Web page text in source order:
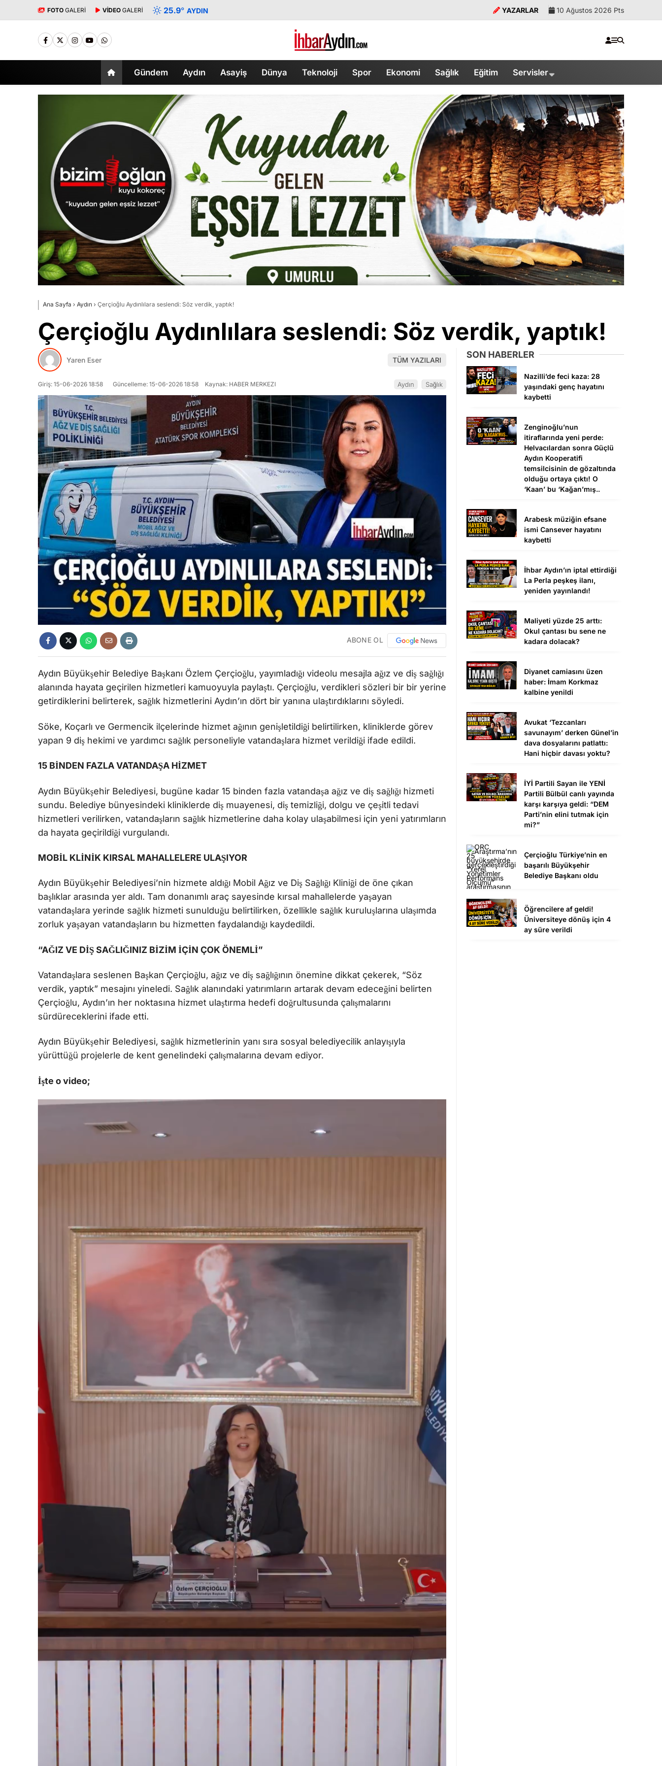
FOTO GALERİ VİDEO GALERİ 25.9° AYDIN YAZARLAR 10 Ağustos 2026 Pts
Gündem Aydın Asayiş Dünya Teknoloji Spor Ekonomi Sağlık Eğitim Servisler
Ana Sayfa › Aydın › Çerçioğlu Aydınlılara seslendi: Söz verdik, yaptık!
Çerçioğlu Aydınlılara seslendi: Söz verdik, yaptık!
Yaren Eser TÜM YAZILARI
Giriş: 15-06-2026 18:58 Güncelleme: 15-06-2026 18:58 Kaynak: HABER MERKEZI Aydın Sağlık
ABONE OL
Aydın Büyükşehir Belediye Başkanı Özlem Çerçioğlu, yayımladığı videolu mesajla ağız ve diş sağlığı
alanında hayata geçirilen hizmetleri kamuoyuyla paylaştı. Çerçioğlu, verdikleri sözleri bir bir yerine
getirdiklerini belirterek, sağlık hizmetlerini Aydın’ın dört bir yanına ulaştırdıklarını söyledi.
Söke, Koçarlı ve Germencik ilçelerinde hizmet ağının genişletildiği belirtilirken, kliniklerde görev
yapan 9 diş hekimi ve yardımcı sağlık personeliyle vatandaşlara hizmet verildiği ifade edildi.
15 BİNDEN FAZLA VATANDAŞA HİZMET
Aydın Büyükşehir Belediyesi, bugüne kadar 15 binden fazla vatandaşa ağız ve diş sağlığı hizmeti
sundu. Belediye bünyesindeki kliniklerde diş muayenesi, diş temizliği, dolgu ve çeşitli tedavi
hizmetleri verilirken, vatandaşların sağlık hizmetlerine daha kolay ulaşabilmesi için yeni yatırımların
da hayata geçirildiği vurgulandı.
MOBİL KLİNİK KIRSAL MAHALLELERE ULAŞIYOR
Aydın Büyükşehir Belediyesi’nin hizmete aldığı Mobil Ağız ve Diş Sağlığı Kliniği de öne çıkan
başlıklar arasında yer aldı. Tam donanımlı araç sayesinde kırsal mahallelerde yaşayan
vatandaşlara yerinde sağlık hizmeti sunulduğu belirtilirken, özellikle sağlık kuruluşlarına ulaşımda
zorluk yaşayan vatandaşların bu hizmetten faydalandığı kaydedildi.
“AĞIZ VE DİŞ SAĞLIĞINIZ BİZİM İÇİN ÇOK ÖNEMLİ”
Vatandaşlara seslenen Başkan Çerçioğlu, ağız ve diş sağlığının önemine dikkat çekerek, “Söz
verdik, yaptık” mesajını yineledi. Sağlık alanındaki yatırımların artarak devam edeceğini belirten
Çerçioğlu, Aydın’ın her noktasına hizmet ulaştırma hedefi doğrultusunda çalışmalarını
sürdüreceklerini ifade etti.
Aydın Büyükşehir Belediyesi, sağlık hizmetlerinin yanı sıra sosyal belediyecilik anlayışıyla
yürüttüğü projelerle de kent genelindeki çalışmalarına devam ediyor.
İşte o video;
SON HABERLER
Nazilli’de feci kaza: 28
yaşındaki genç hayatını
kaybetti
Zenginoğlu’nun
itiraflarında yeni perde:
Helvacılardan sonra Güçlü
Aydın Kooperatifi
temsilcisinin de gözaltında
olduğu ortaya çıktı! O
‘Kaan’ bu ‘Kağan’mış..
Arabesk müziğin efsane
ismi Cansever hayatını
kaybetti
İhbar Aydın’ın iptal ettirdiği
La Perla peşkeş ilanı,
yeniden yayınlandı!
Maliyeti yüzde 25 arttı:
Okul çantası bu sene ne
kadara dolacak?
Diyanet camiasını üzen
haber: İmam Korkmaz
kalbine yenildi
Avukat ‘Tezcanları
savunayım’ derken Günel’in
dava dosyalarını patlattı:
Hani hiçbir davası yoktu?
İYİ Partili Sayan ile YENİ
Partili Bülbül canlı yayında
karşı karşıya geldi: “DEM
Parti’nin elini tutmak için
mi?”
Çerçioğlu Türkiye’nin en
başarılı Büyükşehir
Belediye Başkanı oldu
Öğrencilere af geldi!
Üniversiteye dönüş için 4
ay süre verildi